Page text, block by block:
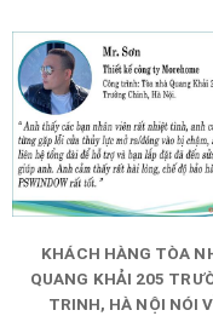
KHÁCH HÀNG TÒA
QUANG KHẢI 205
TRINH, HÀ NỘI NÓI